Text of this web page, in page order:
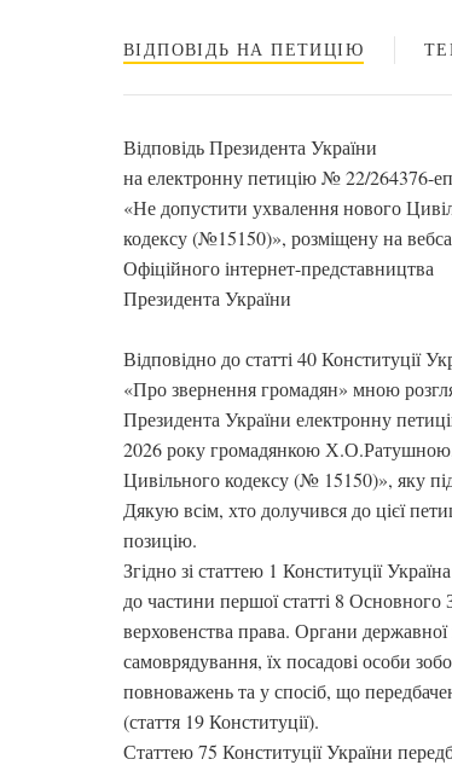
ВІДПОВІДЬ НА ПЕТИЦІЮ
Відповідь Президента України
на електронну петицію № 22/264376-еп
«Не допустити ухвалення нового
кодексу (№15150)», розміщену на
Офіційного інтернет-представництва
Президента України
Відповідно до статті 40 Конституції
«Про звернення громадян» мною
Президента України електронну
2026 року громадянкою
Цивільного кодексу (№ 15150)», яку
Дякую всім, хто долучився до цієї
позицію.
Згідно зі статтею 1 Конституції
до частини першої статті 8 Основного
верховенства права. Органи
самоврядування, їх посадові особи
повноважень та у спосіб, що
(стаття 19 Конституції).
Статтею 75 Конституції України